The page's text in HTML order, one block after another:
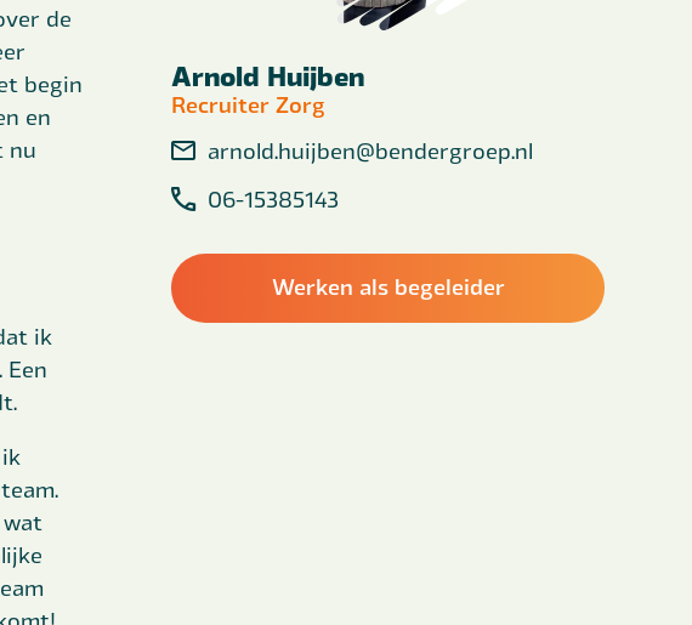
de
begin
en
nu
ik
wat
Arnold Huijben
Recruiter Zorg
arnold.huijben@bendergroep.nl
06-15385143
Werken als begeleider